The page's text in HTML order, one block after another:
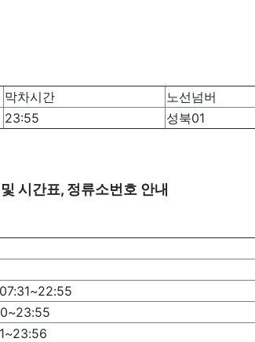
막차시간 노선넘버
23:55 성북01
시간표, 정류소번호 안내